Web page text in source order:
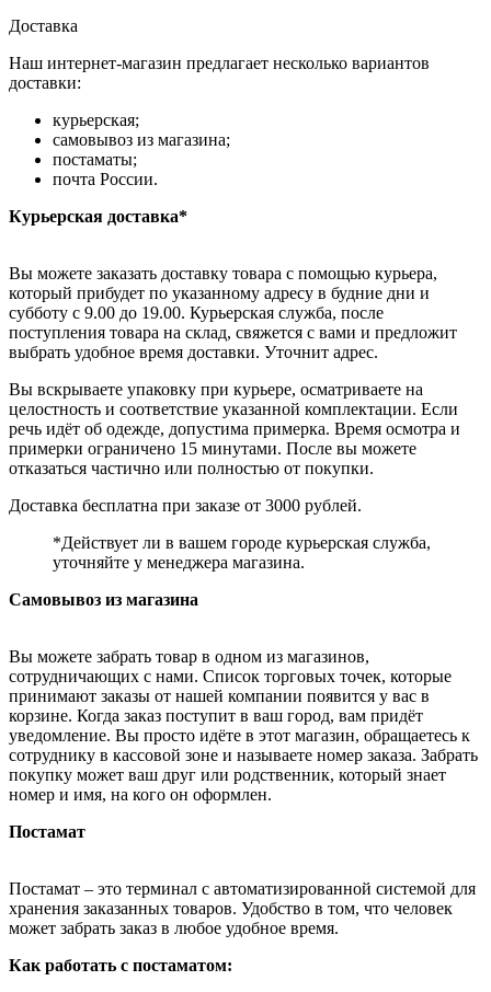
Доставка
Наш интернет-магазин предлагает несколько вариантов
доставки:
курьерская;
самовывоз из магазина;
постаматы;
почта России.
Курьерская доставка*
Вы можете заказать доставку товара с помощью курьера,
который прибудет по указанному адресу в будние дни и
субботу с 9.00 до 19.00. Курьерская служба, после
поступления товара на склад, свяжется с вами и предложит
выбрать удобное время доставки. Уточнит адрес.
Вы вскрываете упаковку при курьере, осматриваете на
целостность и соответствие указанной комплектации. Если
речь идёт об одежде, допустима примерка. Время осмотра и
примерки ограничено 15 минутами. После вы можете
отказаться частично или полностью от покупки.
Доставка бесплатна при заказе от 3000 рублей.
*Действует ли в вашем городе курьерская служба,
уточняйте у менеджера магазина.
Самовывоз из магазина
Вы можете забрать товар в одном из магазинов,
сотрудничающих с нами. Список торговых точек, которые
принимают заказы от нашей компании появится у вас в
корзине. Когда заказ поступит в ваш город, вам придёт
уведомление. Вы просто идёте в этот магазин, обращаетесь к
сотруднику в кассовой зоне и называете номер заказа. Забрать
покупку может ваш друг или родственник, который знает
номер и имя, на кого он оформлен.
Постамат
Постамат – это терминал с автоматизированной системой для
хранения заказанных товаров. Удобство в том, что человек
может забрать заказ в любое удобное время.
Как работать с постаматом: